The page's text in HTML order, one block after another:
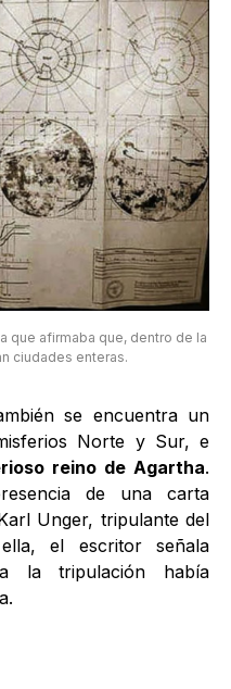
que afirmaba que, dentro de la
ciudades enteras.
se encuentra un
Norte y Sur, e
reino de Agartha.
de una carta
Unger, tripulante del
el escritor señala
la tripulación había